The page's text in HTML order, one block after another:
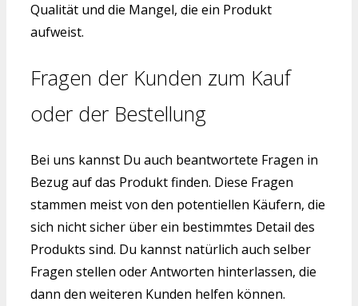
Qualität und die Mangel, die ein Produkt
aufweist.
Fragen der Kunden zum Kauf
oder der Bestellung
Bei uns kannst Du auch beantwortete Fragen in
Bezug auf das Produkt finden. Diese Fragen
stammen meist von den potentiellen Käufern, die
sich nicht sicher über ein bestimmtes Detail des
Produkts sind. Du kannst natürlich auch selber
Fragen stellen oder Antworten hinterlassen, die
dann den weiteren Kunden helfen können.